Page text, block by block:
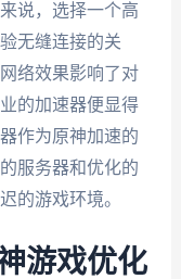
说，选择一个高
无缝连接的关
络效果影响了对
的加速器便显得
作为原神加速的
服务器和优化的
的游戏环境。
游戏优化